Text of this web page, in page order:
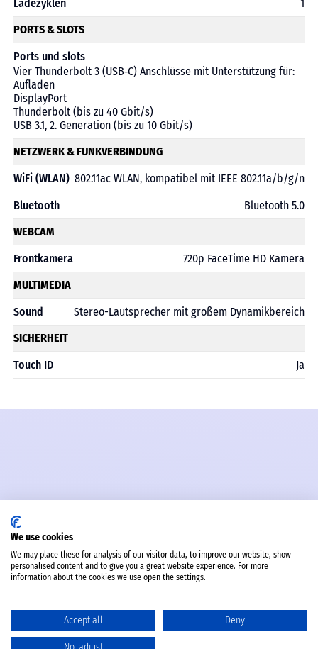
Ladezyklen
1
PORTS & SLOTS
Ports und slots
Vier Thunderbolt 3 (USB‑C) Anschlüsse mit Unterstützung für:
Aufladen
DisplayPort
Thunderbolt (bis zu 40 Gbit/s)
USB 3.1, 2. Generation (bis zu 10 Gbit/s)
NETZWERK & FUNKVERBINDUNG
WiFi (WLAN) 802.11ac WLAN, kompatibel mit IEEE 802.11a/b/g/n
Bluetooth
Bluetooth 5.0
WEBCAM
Frontkamera
720p FaceTime HD Kamera
MULTIMEDIA
Sound
Stereo-Lautsprecher mit großem Dynamikbereich
SICHERHEIT
Touch ID
Ja
We use cookies
We may place these for analysis of our visitor data, to improve our website, show
personalised content and to give you a great website experience. For more
information about the cookies we use open the settings.
Accept all Deny